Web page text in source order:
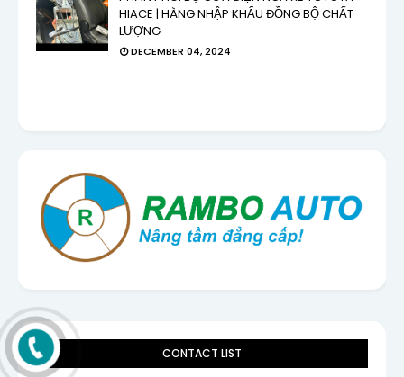
HIACE | HÀNG NHẬP KHẨU ĐỒNG BỘ CHẤT
LƯỢNG
DECEMBER 04, 2024
CONTACT LIST